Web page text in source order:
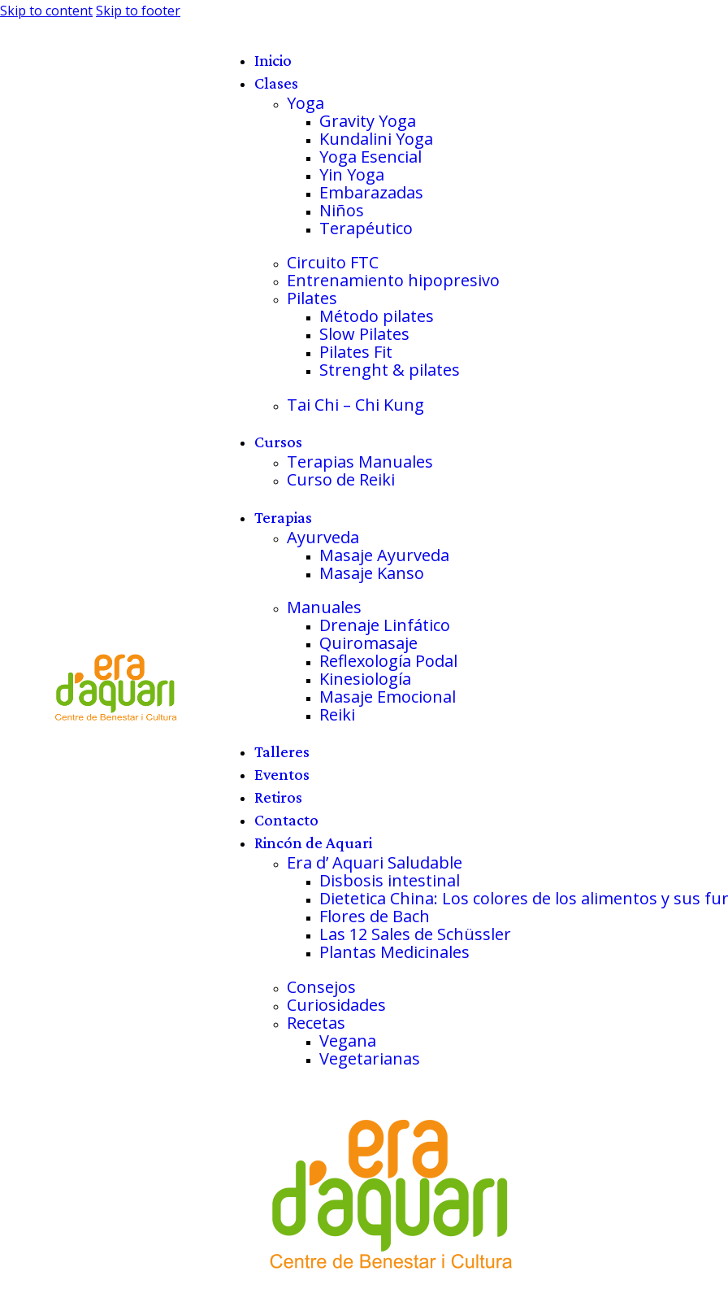
Skip to contentSkip to footer
Inicio
Clases
Yoga
Gravity Yoga
Kundalini Yoga
Yoga Esencial
Yin Yoga
Embarazadas
Niños
Terapéutico
Circuito FTC
Entrenamiento hipopresivo
Pilates
Método pilates
Slow Pilates
Pilates Fit
Strenght & pilates
Tai Chi – Chi Kung
Cursos
Terapias Manuales
Curso de Reiki
Terapias
Ayurveda
Masaje Ayurveda
Masaje Kanso
Manuales
Drenaje Linfático
Quiromasaje
Reflexología Podal
Kinesiología
Masaje Emocional
Reiki
Talleres
Eventos
Retiros
Contacto
Rincón de Aquari
Era d’ Aquari Saludable
Disbosis intestinal
Dietetica China: Los colores de los alimentos y sus
Flores de Bach
Las 12 Sales de Schüssler
Plantas Medicinales
Consejos
Curiosidades
Recetas
Vegana
Vegetarianas